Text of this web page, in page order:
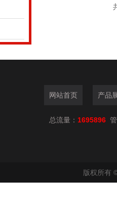
网站首页 产品
总流量： 1695896
版权所有